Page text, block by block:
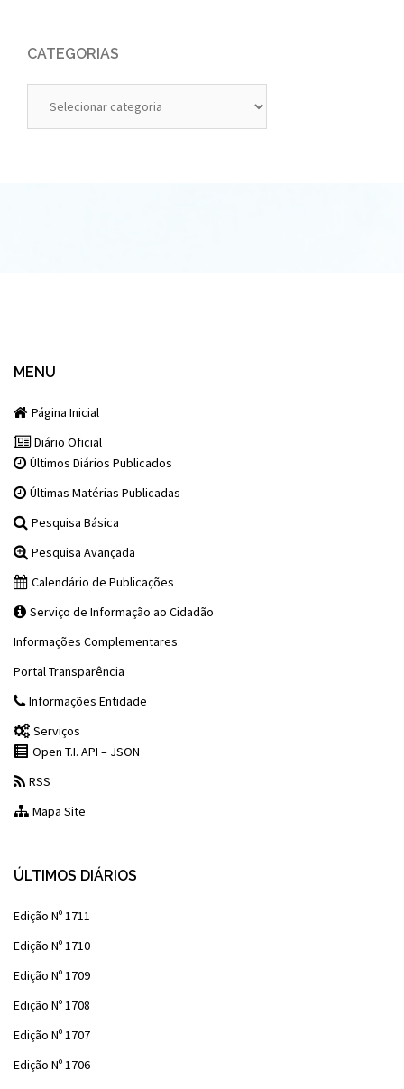
CATEGORIAS
MENU
Página Inicial
Diário Oficial
Últimos Diários Publicados
Últimas Matérias Publicadas
Pesquisa Básica
Pesquisa Avançada
Calendário de Publicações
Serviço de Informação ao Cidadão
Informações Complementares
Portal Transparência
Informações Entidade
Serviços
Open T.I. API – JSON
RSS
Mapa Site
ÚLTIMOS DIÁRIOS
Edição Nº 1711
Edição Nº 1710
Edição Nº 1709
Edição Nº 1708
Edição Nº 1707
Edição Nº 1706